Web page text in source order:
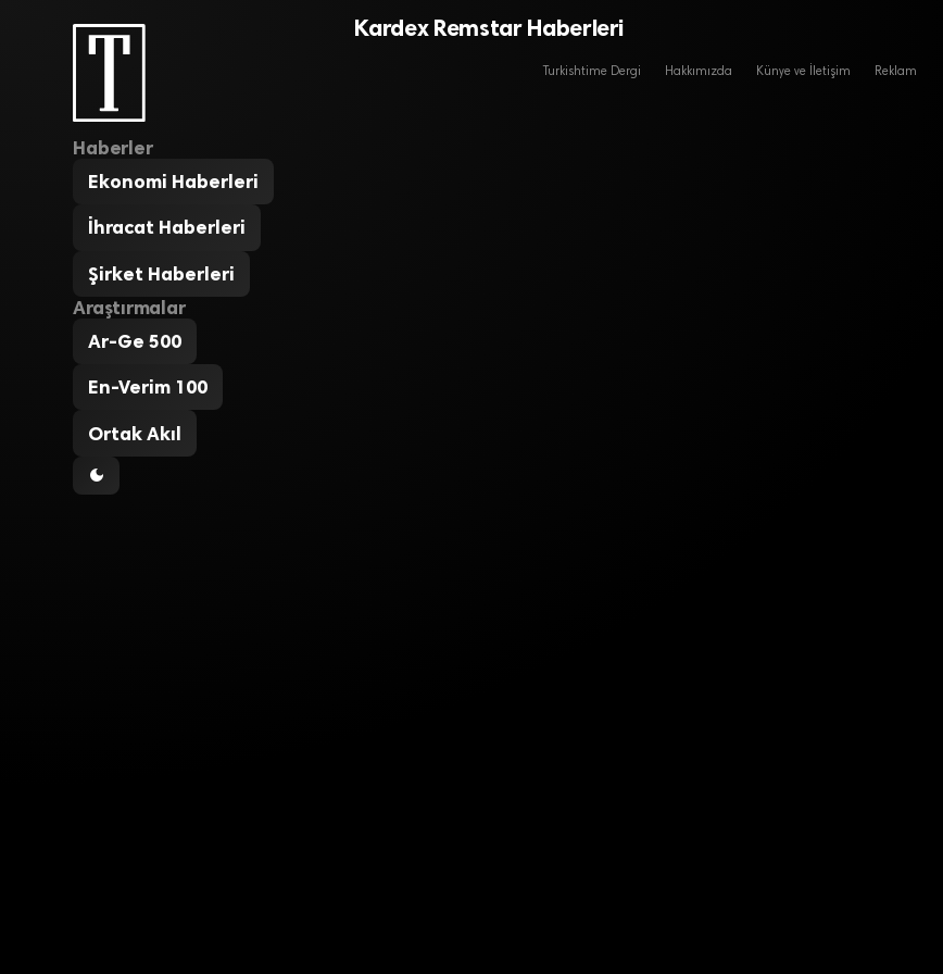
Haberler
Ekonomi Haberleri
İhracat Haberleri
Şirket Haberleri
Araştırmalar
Ar-Ge 500
En-Verim 100
Ortak Akıl
Kardex Remstar Haberleri
Turkishtime Dergi Hakkımızda Künye ve İletişim Reklam